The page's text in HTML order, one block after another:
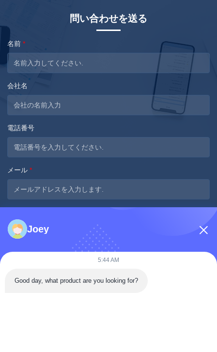
問い合わせを送る
名前 *
会社名
電話番号
メール *
Joey
5:44 AM
Good day, what product are you looking for?